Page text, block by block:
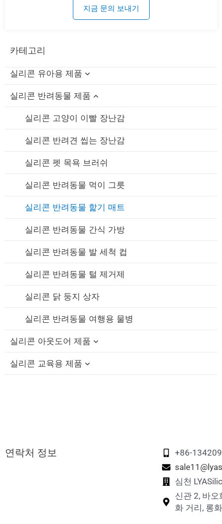
카테고리
실리콘 유아용 제품
실리콘 아기 목욕 장난감
실리콘 보틀 브러쉬
실리콘 수유 그릇 / 스푼 세트
실리콘 턱받이
실리콘 아기 치발기
실리콘 젖꼭지
실리콘 빨대 컵
실리콘 빨대
실리콘 유축기
실리콘 젖꼭지 홀더 케이스
실리콘 반려동물 제품
실리콘 고양이 이빨 장난감
실리콘 반려견 씹는 장난감
실리콘 펫 목욕 브러쉬
실리콘 반려동물 먹이 그릇
실리콘 반려동물 핥기 매트
실리콘 반려동물 간식 가방
실리콘 반려동물 발 세척 컵
실리콘 반려동물 털 제거제
실리콘 닭 둥지 상자
실리콘 반려동물 여행용 물병
실리콘 아웃도어 제품
실리콘 접이식 컵
실리콘 교육용 제품
실리콘 메모리 매칭 게임
지금 문의 보내기
연락처 정보
+86-
심천
신관 2, 바오
화 거리, 롱